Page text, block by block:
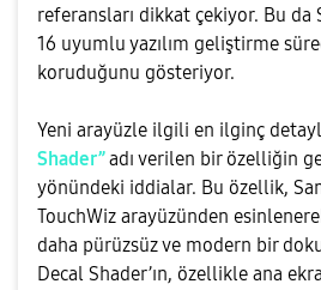
referansları dikkat çekiyor. Bu da
16 uyumlu yazılım geliştirme
koruduğunu gösteriyor.
Yeni arayüzle ilgili en ilginç
Shader”adı verilen bir özelliğin
yönündeki iddialar. Bu özellik,
TouchWiz arayüzünden
daha pürüzsüz ve modern bir
Decal Shader’ın, özellikle ana